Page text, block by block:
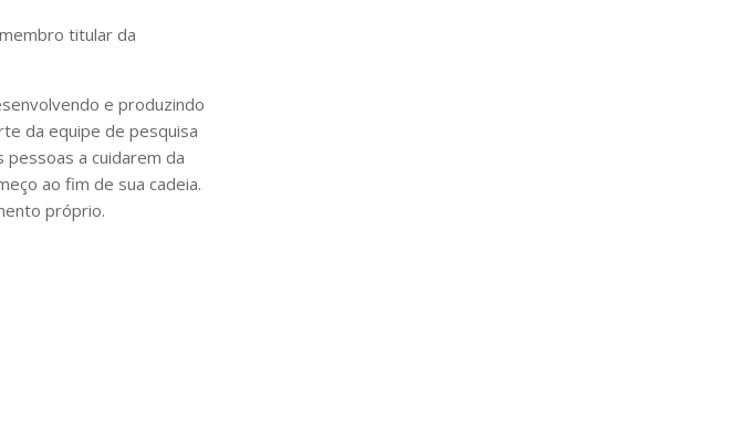
titular da
e produzindo
da equipe de pesquisa
a cuidarem da
ao fim de sua cadeia.
próprio.